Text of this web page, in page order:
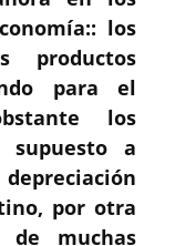
los
productos
para el
los
supuesto a
por otra
de muchas